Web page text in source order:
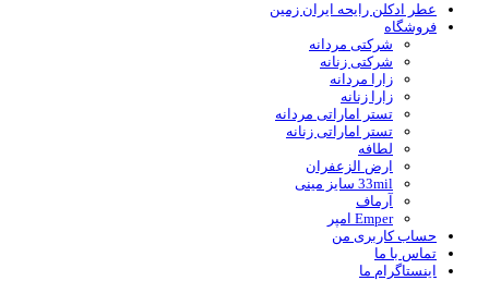
عطر ادکلن رایحه ایران زمین
فروشگاه
شرکتی مردانه
شرکتی زنانه
زارا مردانه
زارا زنانه
تستر اماراتی مردانه
تستر اماراتی زنانه
لطافه
ارض الزعفران
33mil سایز مینی
آرماف
Emper امپر
حساب کاربری من
تماس با ما
اینستاگرام ما